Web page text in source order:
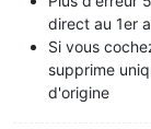
direct au 1er
Si vous
supprime
d'origine